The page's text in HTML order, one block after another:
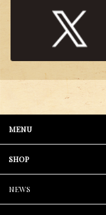
MENU
SHOP
NEWS